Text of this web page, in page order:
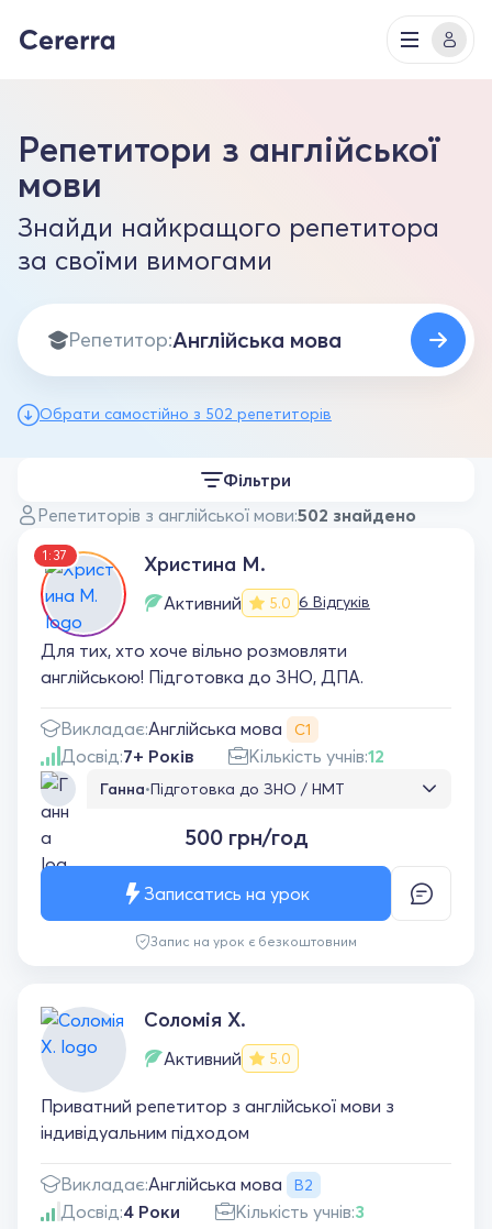
Репетитори з англійської
мови
Знайди найкращого репетитора
за своїми вимогами
Репетитор:
Обрати самостійно з 502 репетиторів
Репетиторів з англійської мови:502 знайдено
Фільтри
1:37 Христина М.
Активний 5.0 6 Відгуків
Для тих, хто хоче вільно розмовляти
англійською! Підготовка до ЗНО, ДПА.
Викладає:Англійська мова С1
Досвід:7+ Років Кількість учнів:12
Ганна•Підготовка до ЗНО / НМТ
пробілів у знаннях, визначення плану
заняття проходять активно, педагог
враховує індив.побажання учня. Сину
подобається, є прогрес . Дякую Христині!
500 грн/год
Запис на урок є безкоштовним
Записатись на урок
Соломія Х.
Активний 5.0
Приватний репетитор з англійської мови з
індивідуальним підходом
Викладає:Англійська мова B2
Досвід:4 Роки Кількість учнів:3